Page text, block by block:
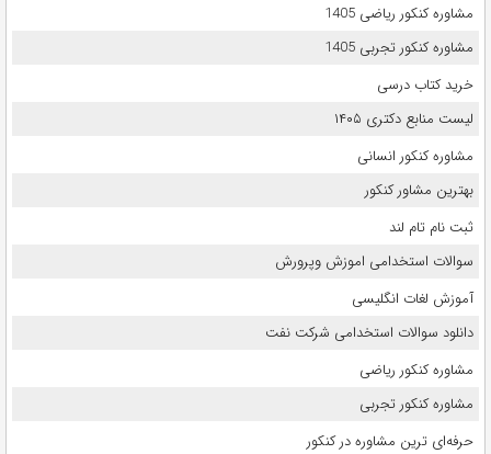
مشاوره کنکور ریاضی 1405
مشاوره کنکور تجربی 1405
خرید کتاب درسی
لیست منابع دکتری ۱۴۰۵
مشاوره کنکور انسانی
بهترین مشاور کنکور
ثبت نام تام لند
سوالات استخدامی اموزش وپرورش
آموزش لغات انگلیسی
دانلود سوالات استخدامی شرکت نفت
مشاوره کنکور ریاضی
مشاوره کنکور تجربی
حرفه‌ای ترین مشاوره در کنکور